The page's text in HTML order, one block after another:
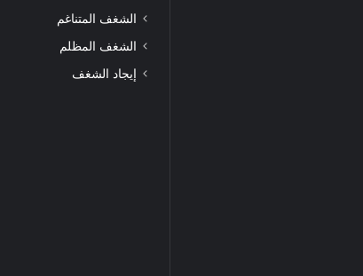
الشغف المتناغم
الشغف المظلم
إيجاد الشغف